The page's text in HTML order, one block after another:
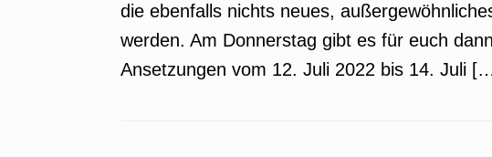
die ebenfalls nichts neues,
werden. Am Donnerstag gibt es für euch
Ansetzungen vom 12. Juli 2022 bis 14. Juli